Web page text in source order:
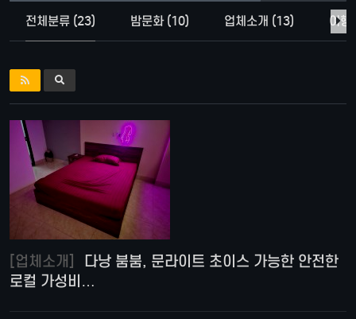
전체분류 (23) 밤문화 (10) 업체소개 (13) 여행
[업체소개]
로컬 가성비…